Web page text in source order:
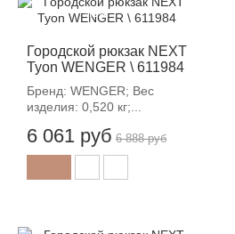
Городской рюкзак NEXT
Tyon WENGER \ 611984
Бренд: WENGER; Вес
изделия: 0,520 кг;...
6 061 руб
-12%
6 888 руб